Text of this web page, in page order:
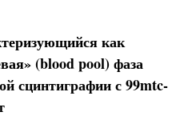
как
(blood pool) фаза
сцинтиграфии с 99mtc-